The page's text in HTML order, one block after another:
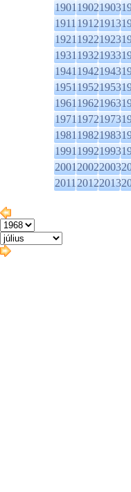
190119021903
191119121913
192119221923
193119321933
194119421943
195119521953
196119621963
197119721973
198119821983
199119921993
200120022003
201120122013